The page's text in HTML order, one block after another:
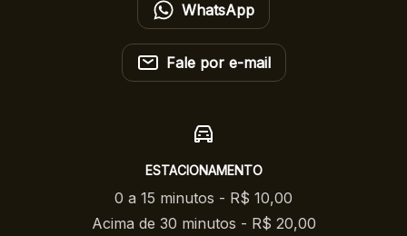
WhatsApp
Fale por e-mail
ESTACIONAMENTO
0 a 15 minutos - R$ 10,00
Acima de 30 minutos - R$ 20,00